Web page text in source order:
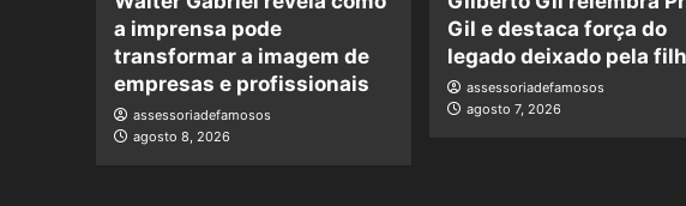
a imprensa pode
transformar a imagem de
empresas e profissionais
assessoriadefamosos
agosto 8, 2026
Gil e destaca força do
legado deixado pela
assessoriadefamosos
agosto 7, 2026